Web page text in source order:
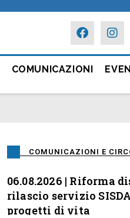
COMUNICAZIONI
COMUNICAZIONI E
06.08.2026 | Riforma
rilascio servizio
progetti di vita